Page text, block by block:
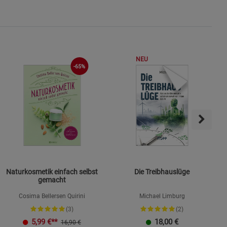
-65%
Naturkosmetik einfach selbst
gemacht
Cosima Bellersen Quirini
(3)
5,99 €** 16,90 €
NEU
Die Treibhauslüge
Michael Limburg
(2)
18,00 €